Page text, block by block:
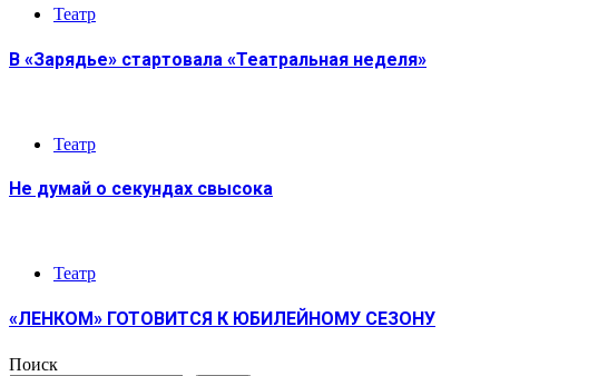
Театр
В «Зарядье» стартовала «Театральная неделя»
Театр
Не думай о секундах свысока
Театр
«ЛЕНКОМ» ГОТОВИТСЯ К ЮБИЛЕЙНОМУ СЕЗОНУ
Поиск